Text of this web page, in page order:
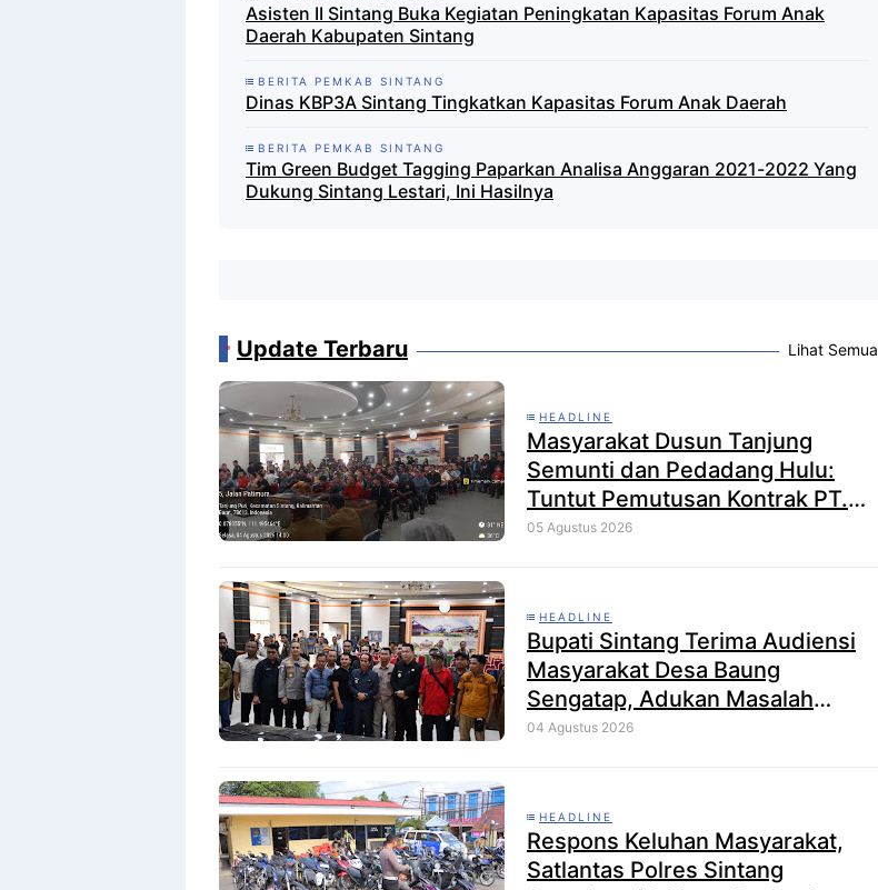
Asisten II Sintang Buka Kegiatan Peningkatan Kapasitas Forum Anak
Daerah Kabupaten Sintang
BERITA PEMKAB SINTANG
Dinas KBP3A Sintang Tingkatkan Kapasitas Forum Anak Daerah
BERITA PEMKAB SINTANG
Tim Green Budget Tagging Paparkan Analisa Anggaran 2021-2022 Yang
Dukung Sintang Lestari, Ini Hasilnya
Update Terbaru Lihat Semua
HEADLINE
Masyarakat Dusun Tanjung
Semunti dan Pedadang Hulu:
Tuntut Pemutusan Kontrak PT.
Satya Nusa Indah Perkasa
05 Agustus 2026
HEADLINE
Bupati Sintang Terima Audiensi
Masyarakat Desa Baung
Sengatap, Adukan Masalah
Dengan Investor Perkebunan
04 Agustus 2026
HEADLINE
Respons Keluhan Masyarakat,
Satlantas Polres Sintang